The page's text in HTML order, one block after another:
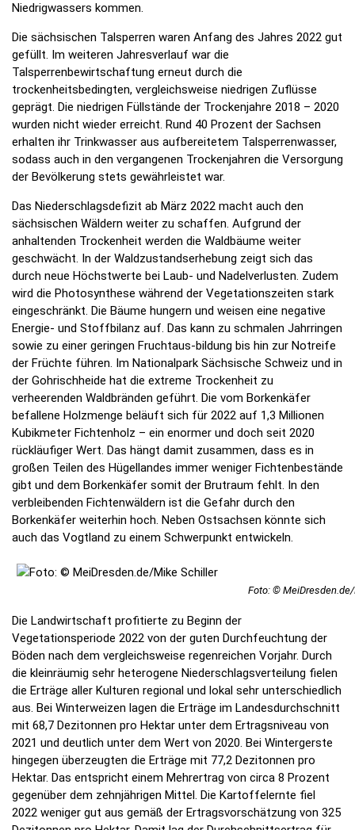
Niedrigwassers kommen.
Die sächsischen Talsperren waren Anfang des Jahres 2022 gut
gefüllt. Im weiteren Jahresverlauf war die
Talsperrenbewirtschaftung erneut durch die
trockenheitsbedingten, vergleichsweise niedrigen Zuflüsse
geprägt. Die niedrigen Füllstände der Trockenjahre 2018 – 2020
wurden nicht wieder erreicht. Rund 40 Prozent der Sachsen
erhalten ihr Trinkwasser aus aufbereitetem Talsperrenwasser,
sodass auch in den vergangenen Trockenjahren die Versorgung
der Bevölkerung stets gewährleistet war.
Das Niederschlagsdefizit ab März 2022 macht auch den
sächsischen Wäldern weiter zu schaffen. Aufgrund der
anhaltenden Trockenheit werden die Waldbäume weiter
geschwächt. In der Waldzustandserhebung zeigt sich das
durch neue Höchstwerte bei Laub- und Nadelverlusten. Zudem
wird die Photosynthese während der Vegetationszeiten stark
eingeschränkt. Die Bäume hungern und weisen eine negative
Energie- und Stoffbilanz auf. Das kann zu schmalen Jahrringen
sowie zu einer geringen Fruchtaus-bildung bis hin zur Notreife
der Früchte führen. Im Nationalpark Sächsische Schweiz und in
der Gohrischheide hat die extreme Trockenheit zu
verheerenden Waldbränden geführt. Die vom Borkenkäfer
befallene Holzmenge beläuft sich für 2022 auf 1,3 Millionen
Kubikmeter Fichtenholz – ein enormer und doch seit 2020
rückläufiger Wert. Das hängt damit zusammen, dass es in
großen Teilen des Hügellandes immer weniger Fichtenbestände
gibt und dem Borkenkäfer somit der Brutraum fehlt. In den
verbleibenden Fichtenwäldern ist die Gefahr durch den
Borkenkäfer weiterhin hoch. Neben Ostsachsen könnte sich
auch das Vogtland zu einem Schwerpunkt entwickeln.
Foto: ©
Die Landwirtschaft profitierte zu Beginn der
Vegetationsperiode 2022 von der guten Durchfeuchtung der
Böden nach dem vergleichsweise regenreichen Vorjahr. Durch
die kleinräumig sehr heterogene Niederschlagsverteilung fielen
die Erträge aller Kulturen regional und lokal sehr unterschiedlich
aus. Bei Winterweizen lagen die Erträge im Landesdurchschnitt
mit 68,7 Dezitonnen pro Hektar unter dem Ertragsniveau von
2021 und deutlich unter dem Wert von 2020. Bei Wintergerste
hingegen überzeugten die Erträge mit 77,2 Dezitonnen pro
Hektar. Das entspricht einem Mehrertrag von circa 8 Prozent
gegenüber dem zehnjährigen Mittel. Die Kartoffelernte fiel
2022 weniger gut aus gemäß der Ertragsvorschätzung von 325